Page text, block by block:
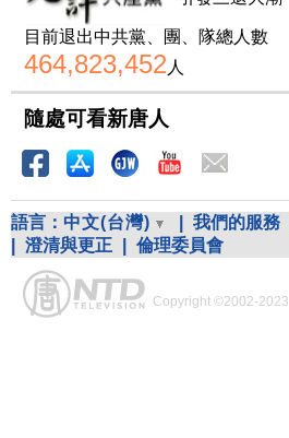
目前退出中共黨、團、隊總人數
464,823,452 人
隨處可看新唐人
語言： 中文(台灣) 我們的服務
澄清與更正 倫理委員會
Copyright ©2002-2023